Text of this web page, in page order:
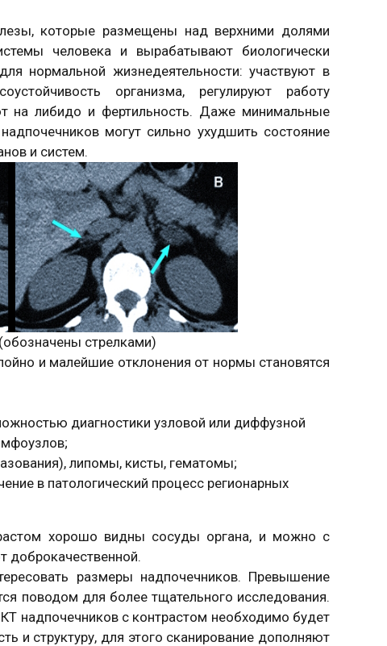
которые размещены над верхними долями
человека и вырабатывают биологически
нормальной жизнедеятельности: участвуют в
организма, регулируют работу
на либидо и фертильность. Даже минимальные
могут сильно ухудшить состояние
и систем.
стрелками)
и малейшие отклонения от нормы становятся
диагностики узловой или диффузной
липомы, кисты, гематомы;
в патологический процесс регионарных
хорошо видны сосуды органа, и можно с
доброкачественной.
размеры надпочечников. Превышение
поводом для более тщательного исследования.
надпочечников с контрастом необходимо будет
и структуру, для этого сканирование дополняют